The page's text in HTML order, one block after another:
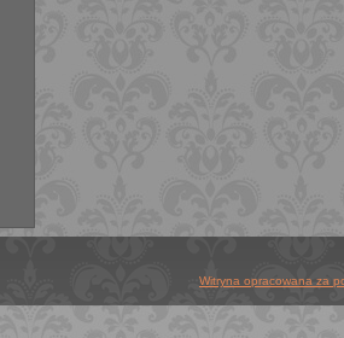
Witryna opracowana za